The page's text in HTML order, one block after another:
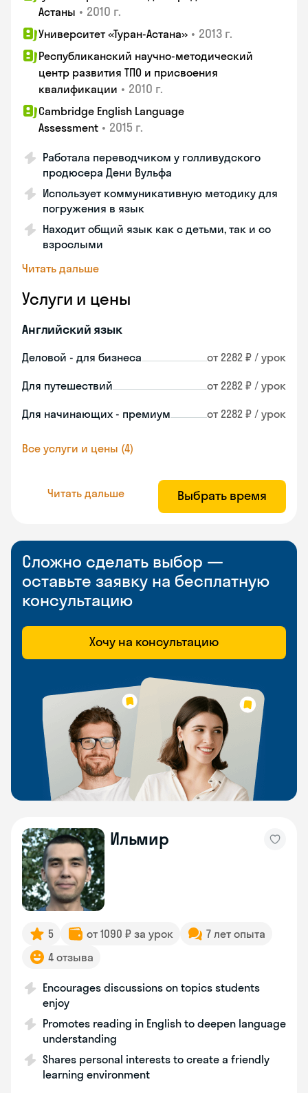
Астаны • 2010 г.
Университет «Туран-Астана» • 2013 г.
Республиканский научно-методический
центр развития ТПО и присвоения
квалификации • 2010 г.
Cambridge English Language
Assessment • 2015 г.
Работала переводчиком у голливудского
продюсера Дени Вульфа
Использует коммуникативную методику для
погружения в язык
Находит общий язык как с детьми, так и со
взрослыми
Читать дальше
Услуги и цены
Английский язык
Деловой - для бизнеса от 2282 ₽ / урок
Для путешествий от 2282 ₽ / урок
Для начинающих - премиум от 2282 ₽ / урок
Все услуги и цены (4)
Читать дальше Выбрать время
Сложно сделать выбор —
оставьте заявку на бесплатную
консультацию
Хочу на консультацию
Ильмир
5 от 1090 ₽ за урок
7 лет опыта
4 отзыва
Encourages discussions on topics students
enjoy
Promotes reading in English to deepen language
understanding
Shares personal interests to create a friendly
learning environment